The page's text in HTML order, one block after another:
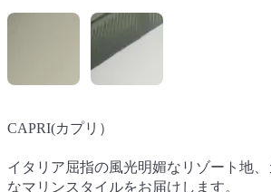
CAPRI(カプリ）
イタリア屈指の風光明媚なリゾート地
なマリンスタイルをお届けします。
脚の痛い人御用達のコンフォートシュー
脚に悩みを持つ人に、フイット感抜群
シューズ。